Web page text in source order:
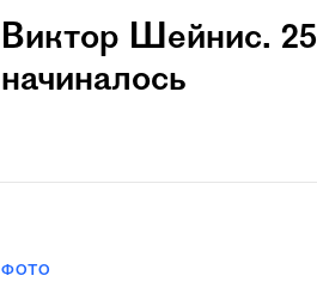
Виктор Шейнис. 25
начиналось
ФОТО